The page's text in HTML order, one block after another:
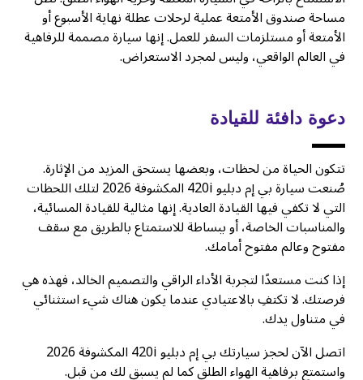
مساحة صندوق الأمتعة عملية لرحلات عطلة نهاية الأسبوع أو
الأمتعة أو مستلزمات السفر للعمل. إنها سيارة مصممة للرفاهية
في العالم الواقعي، وليس لمجرد الاستعراض.
دعوة دافئة للقيادة
تتكون الحياة من لحظات، وبعضها يستحق المزيد من الإثارة.
صُنعت سيارة بي إم دبليو 420i المكشوفة 2026 لتلك اللحظات
التي لا تكفي فيها القيادة العادية. إنها مثالية للقيادة المسائية،
والمناسبات الخاصة، أو ببساطة للاستمتاع بالطريق مع سقف
مفتوح وعالم مفتوح أمامك.
إذا كنت مستعدًا لتجربة الأداء الراقي والتصميم الخالد، فهذه هي
فرصتك. لا تكتفِ بالاعتيادي عندما يكون هناك شيء استثنائي
في متناول يدك.
اتصل الآن لحجز سيارتك بي إم دبليو 420i المكشوفة 2026
واستمتع برفاهية الهواء الطلق كما لم يسبق لك من قبل.